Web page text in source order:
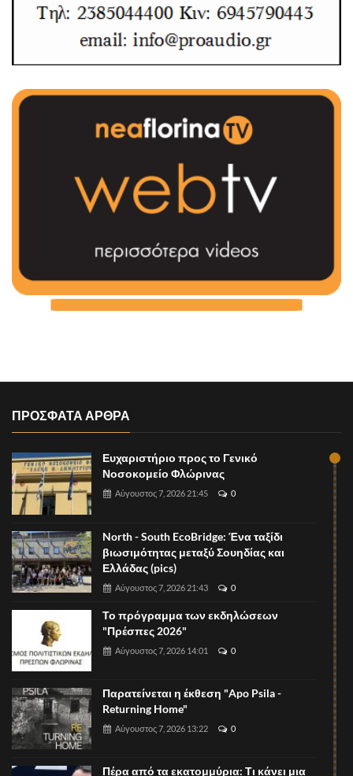
ΠΡΟΣΦΑΤΑ ΑΡΘΡΑ
Ευχαριστήριο προς το Γενικό
Νοσοκομείο Φλώρινας
Αύγουστος 7, 2026 21:45 0
North - South EcoBridge: Ένα ταξίδι
βιωσιμότητας μεταξύ Σουηδίας και
Ελλάδας (pics)
Αύγουστος 7, 2026 21:43 0
Το πρόγραμμα των εκδηλώσεων
"Πρέσπες 2026"
Αύγουστος 7, 2026 14:01 0
Παρατείνεται η έκθεση "Apo Psila -
Returning Home"
Αύγουστος 7, 2026 13:22 0
Πέρα από τα εκατομμύρια: Τι κάνει μια